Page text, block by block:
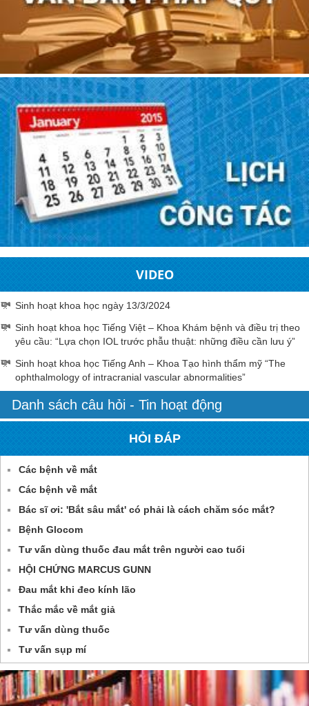
VIDEO
Sinh hoạt khoa học ngày 13/3/2024
Sinh hoạt khoa học Tiếng Việt – Khoa Khám bệnh và điều trị theo
yêu cầu: “Lựa chọn IOL trước phẫu thuật: những điều cần lưu ý”
Sinh hoạt khoa học Tiếng Anh – Khoa Tạo hình thẩm mỹ “The
ophthalmology of intracranial vascular abnormalities”
Danh sách câu hỏi - Tin hoạt động
HỎI ĐÁP
Các bệnh về mắt
Các bệnh về mắt
Bác sĩ ơi: 'Bắt sâu mắt' có phải là cách chăm sóc mắt?
Bệnh Glocom
Tư vấn dùng thuốc đau mắt trên người cao tuổi
HỘI CHỨNG MARCUS GUNN
Đau mắt khi đeo kính lão
Thắc mắc về mắt giả
Tư vấn dùng thuốc
Tư vấn sụp mí